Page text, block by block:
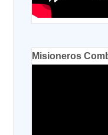
Misioneros